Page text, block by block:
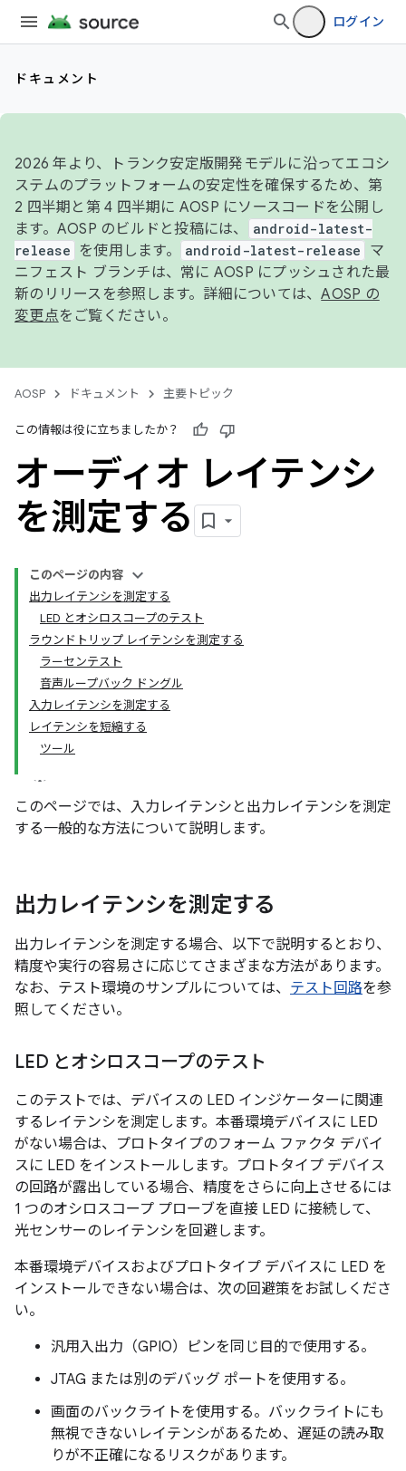
ログイン
ドキュメント
2026 年より、トランク安定版開発モデルに沿ってエコシ
ステムのプラットフォームの安定性を確保するため、第
2 四半期と第 4 四半期に AOSP にソースコードを公開し
ます。AOSP のビルドと投稿には、
android-latest-
release
を使用します。 android-latest-release
マ
ニフェスト ブランチは、常に AOSP にプッシュされた最
新のリリースを参照します。詳細については、AOSP の
変更点をご覧ください。
AOSP ドキュメント 主要トピック
この情報は役に立ちましたか？
オーディオ レイテンシ
を測定する
このページの内容
出力レイテンシを測定する
LED とオシロスコープのテスト
ラウンドトリップ レイテンシを測定する
ラーセンテスト
音声ループバック ドングル
入力レイテンシを測定する
レイテンシを短縮する
ツール
このページでは、入力レイテンシと出力レイテンシを測定
する一般的な方法について説明します。
出力レイテンシを測定する
出力レイテンシを測定する場合、以下で説明するとおり、
精度や実行の容易さに応じてさまざまな方法があります。
なお、テスト環境のサンプルについては、 テスト回路を参
照してください。
LED とオシロスコープのテスト
このテストでは、デバイスの LED インジケーターに関連
するレイテンシを測定します。本番環境デバイスに LED
がない場合は、プロトタイプのフォーム ファクタ デバイ
スに LED をインストールします。プロトタイプ デバイス
の回路が露出している場合、精度をさらに向上させるには
1 つのオシロスコープ プローブを直接 LED に接続して、
光センサーのレイテンシを回避します。
本番環境デバイスおよびプロトタイプ デバイスに LED を
インストールできない場合は、次の回避策をお試しくださ
い。
汎用入出力（GPIO）ピンを同じ目的で使用する。
JTAG または別のデバッグ ポートを使用する。
画面のバックライトを使用する。バックライトにも
無視できないレイテンシがあるため、遅延の読み取
りが不正確になるリスクがあります。